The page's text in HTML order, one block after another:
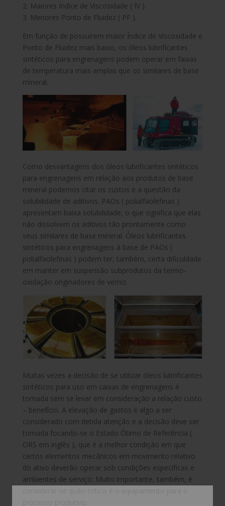
2. Maiores Índice de Viscosidade ( IV ).
3. Menores Ponto de Fluidez ( PF ).
Em função de possuírem maior Índice de Viscosidade e
Ponto de Fluidez mais baixo, os óleos lubrificantes
sintéticos para engrenagens podem operar em faixas
de temperatura mais amplas que os similares de base
mineral.
Como desvantagens dos óleos lubrificantes sintéticos
para engrenagens em relação aos produtos de base
mineral podemos citar os custos e a questão da
solubilidade de aditivos. PAOs ( polialfaolefinas )
apresentam baixa solubilidade, o que significa que elas
não dissolvem os aditivos tão prontamente como
seus similares de base mineral. Óleos lubrificantes
sintéticos para engrenagens à base de PAOs (
polialfaolefinas ) podem ter, também, certa dificuldade
em manter em suspensão subprodutos da termo-
oxidação originadores de verniz.
Muitas vezes a decisão de se utilizar óleos lubrificantes
sintéticos para uso em caixas de engrenagens é
tomada sem se levar em consideração a relação custo
– benefício. A elevação de gastos é algo a ser
considerado com detida atenção e a decisão deve ser
tomada focando-se o Estado Ótimo de Referência (
ORS em inglês ), que é a melhor condição em que
certos elementos mecânicos em movimento relativo
do ativo deverão operar sob condições específicas e
ambientes de serviço. Muito importante, também, é